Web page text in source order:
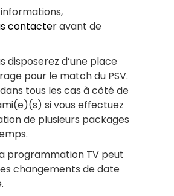
contacteravant de
disposerez d’une place
pour le match du PSV.
tous les cas à côté de
si vous effectuez
de plusieurs packages
programmation TV peut
changements de date